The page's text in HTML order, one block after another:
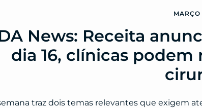
News: Receita
dia 16, clínicas podem
traz dois temas relevantes que exigem